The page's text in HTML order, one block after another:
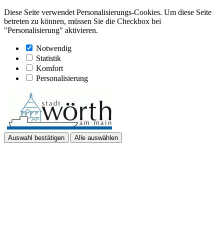
Diese Seite verwendet Personalisierungs-Cookies. Um diese Seite
betreten zu können, müssen Sie die Checkbox bei
"Personalisierung" aktivieren.
Notwendig
Statistik
Komfort
Personalisierung
Auswahl bestätigen Alle auswählen